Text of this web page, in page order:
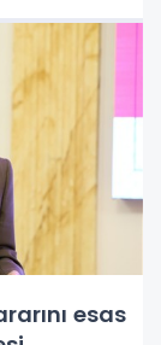
esas